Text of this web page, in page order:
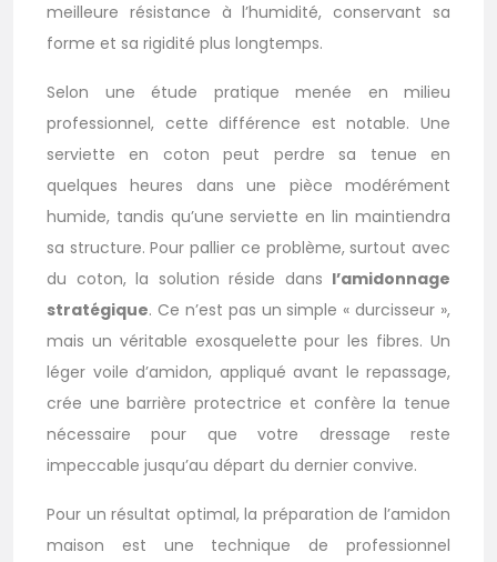
meilleure résistance à l’humidité, conservant sa
forme et sa rigidité plus longtemps.
Selon une étude pratique menée en milieu
professionnel, cette différence est notable. Une
serviette en coton peut perdre sa tenue en
quelques heures dans une pièce modérément
humide, tandis qu’une serviette en lin maintiendra
sa structure. Pour pallier ce problème, surtout avec
du coton, la solution réside dans l’amidonnage
stratégique. Ce n’est pas un simple « durcisseur »,
mais un véritable exosquelette pour les fibres. Un
léger voile d’amidon, appliqué avant le repassage,
crée une barrière protectrice et confère la tenue
nécessaire pour que votre dressage reste
impeccable jusqu’au départ du dernier convive.
Pour un résultat optimal, la préparation de l’amidon
maison est une technique de professionnel